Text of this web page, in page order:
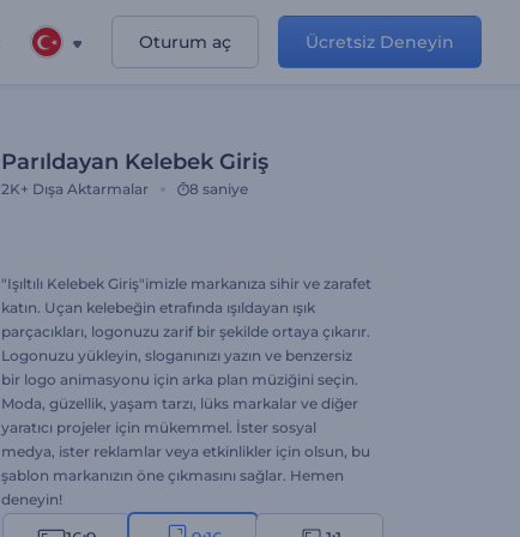
Oturum aç Ücretsiz Deneyin
Parıldayan Kelebek Giriş
2K+ Dışa Aktarmalar 8 saniye
"Işıltılı Kelebek Giriş"imizle markanıza sihir ve zarafet
katın. Uçan kelebeğin etrafında ışıldayan ışık
parçacıkları, logonuzu zarif bir şekilde ortaya çıkarır.
Logonuzu yükleyin, sloganınızı yazın ve benzersiz
bir logo animasyonu için arka plan müziğini seçin.
Moda, güzellik, yaşam tarzı, lüks markalar ve diğer
yaratıcı projeler için mükemmel. İster sosyal
medya, ister reklamlar veya etkinlikler için olsun, bu
şablon markanızın öne çıkmasını sağlar. Hemen
deneyin!